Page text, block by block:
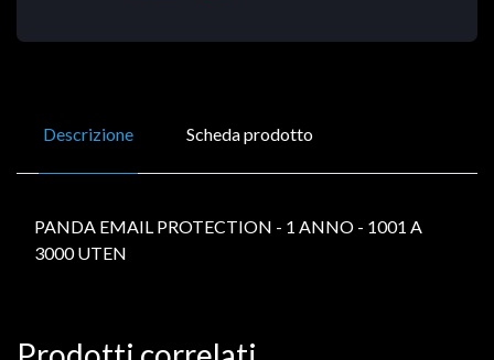
Descrizione Scheda prodotto
PANDA EMAIL PROTECTION - 1 ANNO - 1001 A
3000 UTEN